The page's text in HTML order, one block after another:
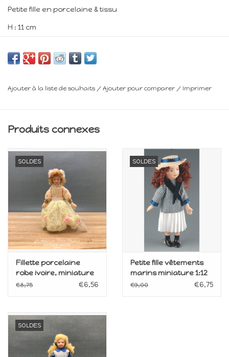
Petite fille en porcelaine & tissu
H : 11 cm
Frais de livraison : voir panier
Ajouter à la liste de souhaits / Ajouter pour comparer / Imprimer
Produits connexes
SOLDES
Fillette porcelaine
robe ivoire, miniature
1:12
€8,75 €6,56
SOLDES
Petite fille vêtements
marins miniature 1:12
€9,00 €6,75
SOLDES